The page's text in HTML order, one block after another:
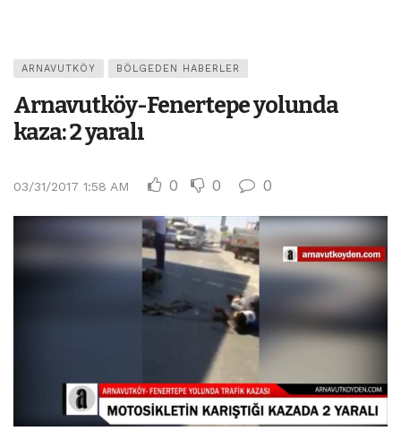
ARNAVUTKÖY BÖLGEDEN HABERLER
Arnavutköy-Fenertepe yolunda
kaza: 2 yaralı
03/31/2017 1:58 AM 0 0 0